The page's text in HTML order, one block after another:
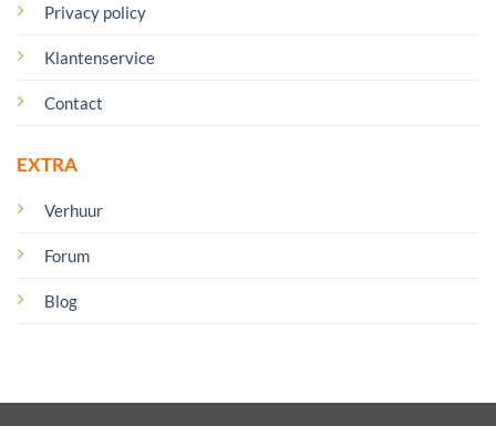
Privacy policy
Klantenservice
Contact
EXTRA
Verhuur
Forum
Blog